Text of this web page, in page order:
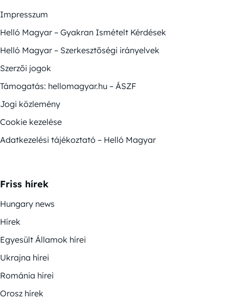
Impresszum
Helló Magyar – Gyakran Ismételt Kérdések
Helló Magyar – Szerkesztőségi irányelvek
Szerzői jogok
Támogatás: hellomagyar.hu – ÁSZF
Jogi közlemény
Cookie kezelése
Adatkezelési tájékoztató – Helló Magyar
Friss hírek
Hungary news
Hírek
Egyesült Államok hírei
Ukrajna hírei
Románia hírei
Orosz hírek